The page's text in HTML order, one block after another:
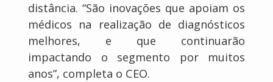
distância. “São inovações que apoiam os
médicos na realização de diagnósticos
melhores, e que continuarão
impactando o segmento por muitos
anos”, completa o CEO.